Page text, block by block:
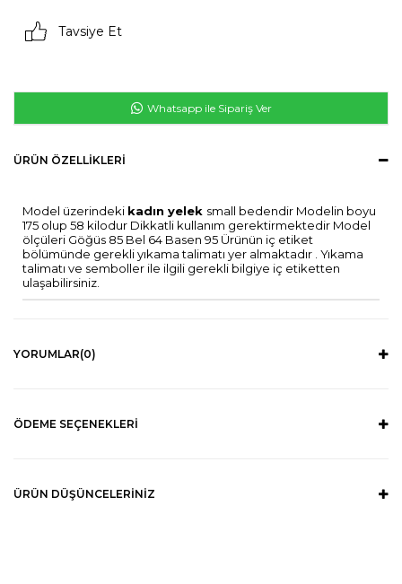
Tavsiye Et
Whatsapp ile Sipariş Ver
ÜRÜN ÖZELLIKLERI
Model üzerindeki kadın yelek small bedendir Modelin boyu
175 olup 58 kilodur Dikkatli kullanım gerektirmektedir Model
ölçüleri Göğüs 85 Bel 64 Basen 95 Ürünün iç etiket
bölümünde gerekli yıkama talimatı yer almaktadır . Yıkama
talimatı ve semboller ile ilgili gerekli bilgiye iç etiketten
ulaşabilirsiniz.
YORUMLAR(0)
ÖDEME SEÇENEKLERI
ÜRÜN DÜŞÜNCELERINIZ